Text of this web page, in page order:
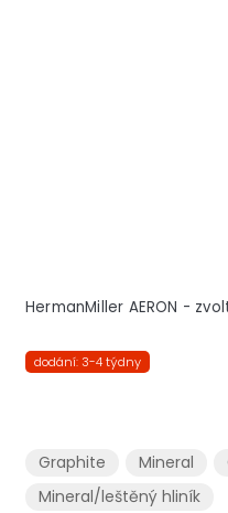
HermanMiller AERON -
dodání: 3-4 týdny
Graphite Mineral
Mineral/leštěný hliník